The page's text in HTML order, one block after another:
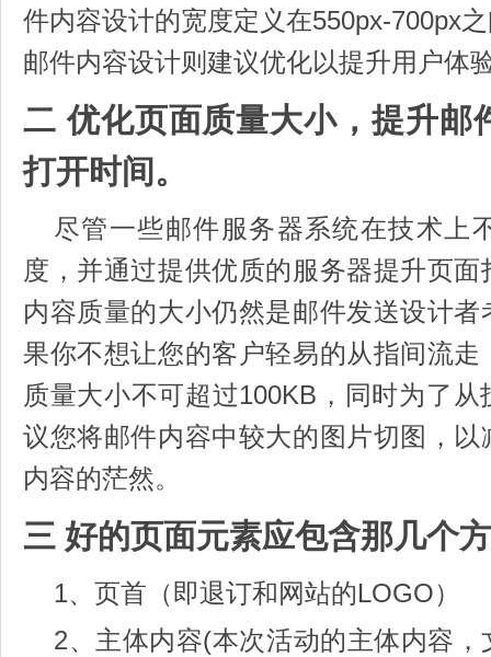
件内容设计的宽度定义在550px-700px
邮件内容设计则建议优化以提升用户体
二 优化页面质量大小，提升邮
打开时间。
尽管一些邮件服务器系统在技术上
度，并通过提供优质的服务器提升页
内容质量的大小仍然是邮件发送设计
果你不想让您的客户轻易的从指间流
质量大小不可超过100KB，同时为了
议您将邮件内容中较大的图片切图，
内容的茫然。
三 好的页面元素应包含那几个
1、页首（即退订和网站的LOGO）
2、主体内容(本次活动的主体内容